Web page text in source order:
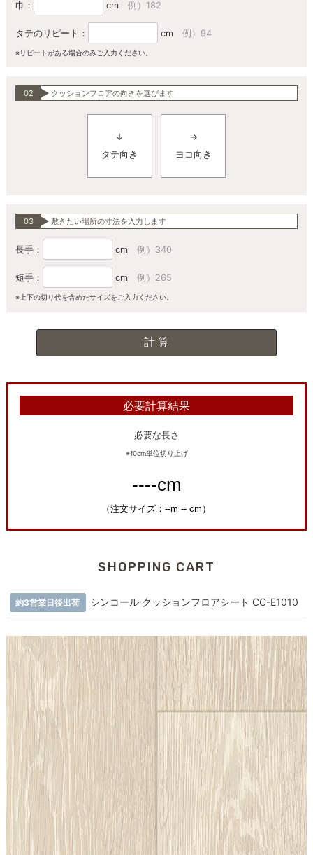
巾： cm 例）182
タテのリピート： cm 例）94
※リピートがある場合のみご入力ください。
02 クッションフロアの向きを選びます
↓
タテ向き
→
ヨコ向き
03 敷きたい場所の寸法を入力します
長手： cm 例）340
短手： cm 例）265
※上下の切り代を含めたサイズをご入力ください。
必要計算結果
必要な長さ
※10cm単位切り上げ
SHOPPING CART
約3営業日後出荷 シンコール クッションフロアシート CC-E1010